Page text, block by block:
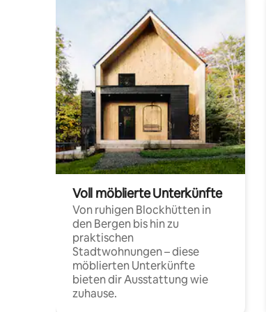
Voll möblierte Unterkünfte
Von ruhigen Blockhütten in
den Bergen bis hin zu
praktischen
Stadtwohnungen – diese
möblierten Unterkünfte
bieten dir Ausstattung wie
zuhause.